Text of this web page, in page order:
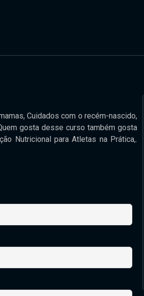
Cuidados com o recém-nascido,
gosta desse curso também gosta
Nutricional para Atletas na Prática,.